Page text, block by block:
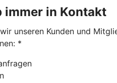
immer in Kontakt
unseren Kunden und
*